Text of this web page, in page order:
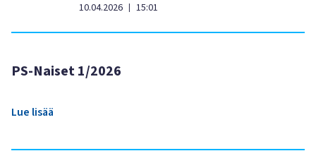
10.04.2026 | 15:01
PS-Naiset 1/2026
Lue lisää